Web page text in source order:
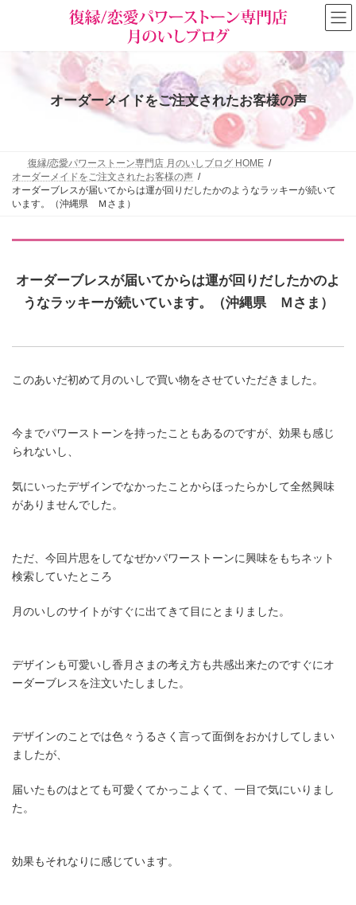
オーダーメイドをご注文されたお客様の声
復縁/恋愛パワーストーン専門店 月のいしブログ HOME
オーダーメイドをご注文されたお客様の声
オーダーブレスが届いてからは運が回りだしたかのようなラッキーが続いて
います。（沖縄県 Ｍさま）
オーダーブレスが届いてからは運が回りだしたかのよ
うなラッキーが続いています。（沖縄県 Ｍさま）
このあいだ初めて月のいしで買い物をさせていただきました。
今までパワーストーンを持ったこともあるのですが、効果も感じ
られないし、
気にいったデザインでなかったことからほったらかして全然興味
がありませんでした。
ただ、今回片思をしてなぜかパワーストーンに興味をもちネット
検索していたところ
月のいしのサイトがすぐに出てきて目にとまりました。
デザインも可愛いし香月さまの考え方も共感出来たのですぐにオ
ーダーブレスを注文いたしました。
デザインのことでは色々うるさく言って面倒をおかけしてしまい
ましたが、
届いたものはとても可愛くてかっこよくて、一目で気にいりまし
た。
効果もそれなりに感じています。